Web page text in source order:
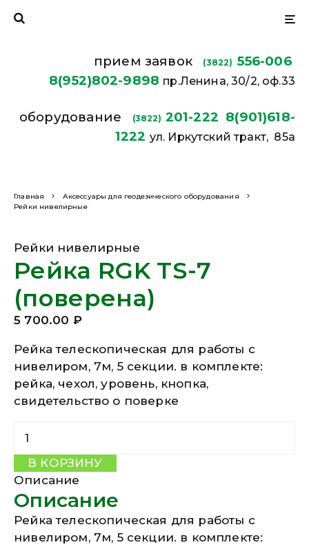
прием заявок (3822) 556-006
8(952)802-9898 пр.Ленина, 30/2, оф.33
оборудование (3822) 201-222 8(901)618-
1222 ул. Иркутский тракт, 85а
Главная
Аксессуары для геодезического оборудования
Рейки нивелирные
Рейки нивелирные
Рейка RGK TS-7
(поверена)
5 700.00 ₽
Рейка телескопическая для работы с
нивелиром, 7м, 5 секции. в комплекте:
рейка, чехол, уровень, кнопка,
свидетельство о поверке
В КОРЗИНУ
Описание
Описание
Рейка телескопическая для работы с
нивелиром, 7м, 5 секции. в комплекте: